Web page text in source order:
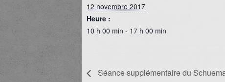
12 novembre 2017
Heure :
10 h 00 min - 17 h 00 min
Séance supplémentaire du